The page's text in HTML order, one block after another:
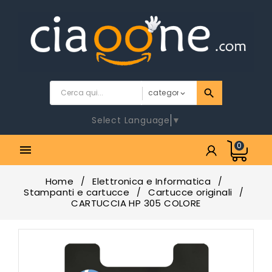
Select Language ▼
 0
Home
Elettronica e Informatica
Stampanti e cartucce
Cartucce originali
CARTUCCIA HP 305 COLORE